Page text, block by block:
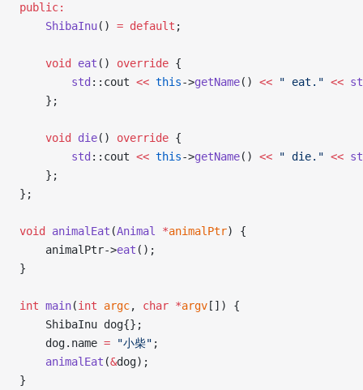
public:
    ShibaInu
() = default ;
    void
eat () override {
        std
::cout << this->getName() << " eat." <<
    };
    void
die() override {
        std
::cout << this->getName() << " die." <<
    };
};
void animalEat (Animal *animalPtr) {
    animalPtr->
eat ();
}
int main(int argc, char *argv []) {
    ShibaInu dog{};
    dog.name
= "小柴" ;
    animalEat
(&dog);
}